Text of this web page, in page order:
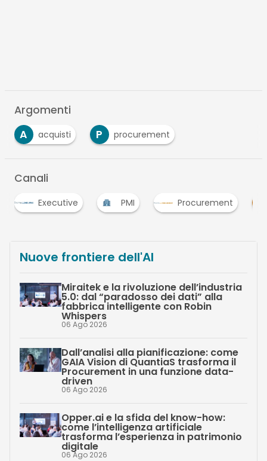
Argomenti
A
acquisti P procurement
Canali
PMI Procurement Strategie
Nuove frontiere dell'AI
Miraitek e la rivoluzione dell’industria
5.0: dal “paradosso dei dati” alla
fabbrica intelligente con Robin
Whispers
06 Ago 2026
Dall’analisi alla pianificazione: come
GAIA Vision di QuantiaS trasforma il
Procurement in una funzione data-
driven
06 Ago 2026
Opper.ai e la sfida del know-how:
come l’intelligenza artificiale
trasforma l’esperienza in patrimonio
digitale
06 Ago 2026